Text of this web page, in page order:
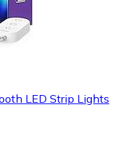
LED Strip Lights